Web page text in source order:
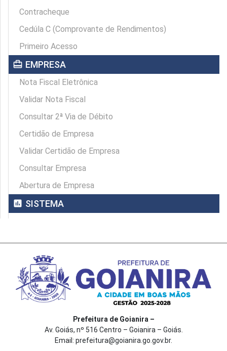
Contracheque
Cedúla C (Comprovante de Rendimentos)
Primeiro Acesso
card_travel EMPRESA
Nota Fiscal Eletrônica
Validar Nota Fiscal
Consultar 2ª Via de Débito
Certidão de Empresa
Validar Certidão de Empresa
Consultar Empresa
Abertura de Empresa
assessment SISTEMA
Prefeitura de Goianira –
Av. Goiás, nº 516 Centro – Goianira – Goiás.
Email: prefeitura@goianira.go.gov.br.